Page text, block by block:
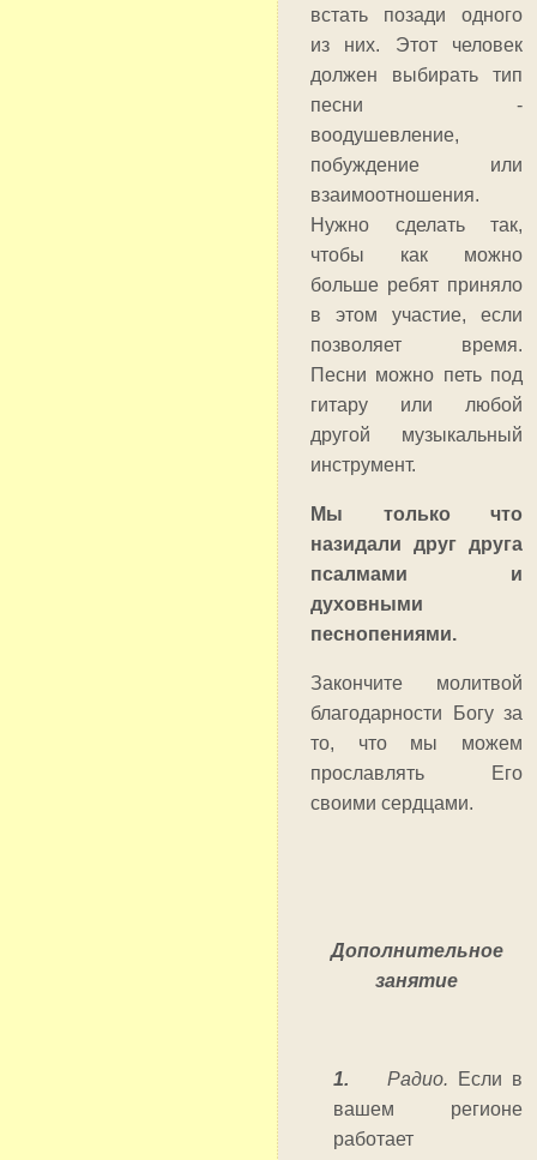
встать позади одного
из них. Этот человек
должен выбирать тип
песни -
воодушевление,
побуждение или
взаимоотношения.
Нужно сделать так,
чтобы как можно
больше ребят приняло
в этом участие, если
позволяет время.
Песни можно петь под
гитару или любой
другой музыкальный
инструмент.
Мы только что
назидали друг друга
псалмами и
духовными
песнопениями.
Закончите молитвой
благодарности Богу за
то, что мы можем
прославлять Его
своими сердцами.
Дополнительное
занятие
1. Радио.
Если в
вашем регионе
работает